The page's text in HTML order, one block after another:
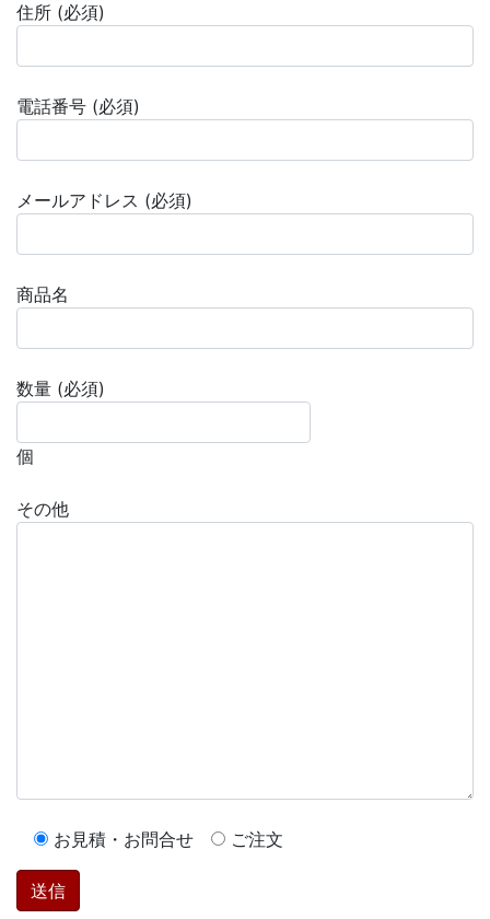
住所 (必須)
電話番号 (必須)
メールアドレス (必須)
商品名
数量 (必須)
個
その他
お見積・お問合せ ご注文